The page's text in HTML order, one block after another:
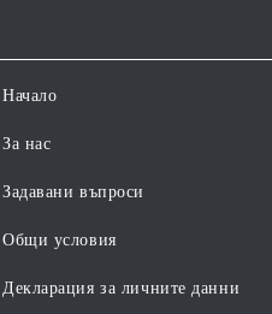
Начало
За нас
Задавани въпроси
Общи условия
Декларация за личните данни